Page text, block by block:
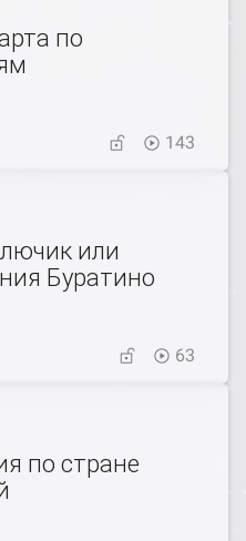
по
143
или
Буратино
63
по стране